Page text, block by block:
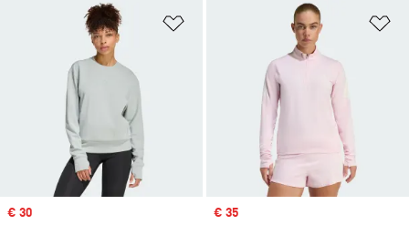
Ajouter à la Liste de produits
Prix soldé
€ 30 Prix soldé
€ 35